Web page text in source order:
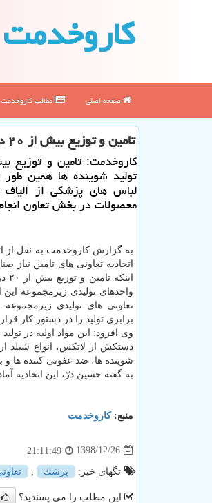
كاروخدمت
صفحه اصلی مطالب كاروخدمت
تامین و توزیع بیش از ۲۰ درصد مواداولیه پلمیری كشور در بخش تعاون
تولید شوینده ها همین
لباس های پزشكی از الیاف
محصولات در بخش تعاون
به گزارش كاروخدمت به نقل از
اتحادیه تعاونی های تامین نیاز
واحدهای تولیدی زیرمجموعه
برابری تولید را در دستور كار قرار
وی افزود: این مواد اولیه در
شوینده ها، ضد عفونی كننده ها
به گفته حسین درّ، این اتحادیه
منبع:كاروخدمت
1398/12/26
21:11:49
تگهای خبر: پزشك
این مطلب را می پسندید؟